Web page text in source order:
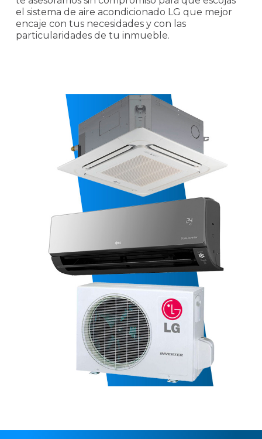
el sistema de aire acondicionado LG que mejor
encaje con tus necesidades y con las
particularidades de tu inmueble.